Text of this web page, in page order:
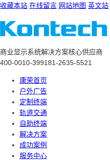
收藏本站 在线留言 网站地图 英文站
商业显示系统解决方案核心供应商
400-0010-399181-2635-5521
康荣首页
户外广告
定制终端
轨道交通
自助终端
解决方案
成功案例
服务中心